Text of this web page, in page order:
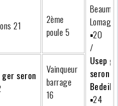
21
2ème
poule 5
▪︎20
/
Usep
seron
Bedeil
▪︎24
seron
Vainqueur
barrage
16